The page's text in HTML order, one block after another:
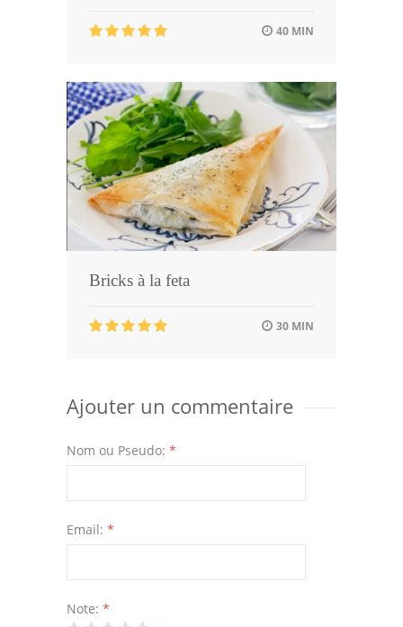
40 MIN
Bricks à la feta
30 MIN
Ajouter un commentaire
Nom ou Pseudo: *
Email: *
Note: *